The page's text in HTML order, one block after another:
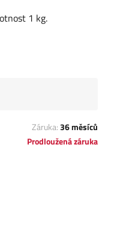
1 kg.
Záruka:36 měsíců
Prodloužená záruka